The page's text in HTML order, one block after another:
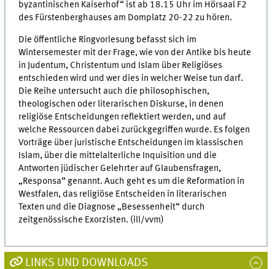
byzantinischen Kaiserhof“ ist ab 18.15 Uhr im Hörsaal F2
des Fürstenberghauses am Domplatz 20-22 zu hören.
Die öffentliche Ringvorlesung befasst sich im
Wintersemester mit der Frage, wie von der Antike bis heute
in Judentum, Christentum und Islam über Religiöses
entschieden wird und wer dies in welcher Weise tun darf.
Die Reihe untersucht auch die philosophischen,
theologischen oder literarischen Diskurse, in denen
religiöse Entscheidungen reflektiert werden, und auf
welche Ressourcen dabei zurückgegriffen wurde. Es folgen
Vorträge über juristische Entscheidungen im klassischen
Islam, über die mittelalterliche Inquisition und die
Antworten jüdischer Gelehrter auf Glaubensfragen,
„Responsa“ genannt. Auch geht es um die Reformation in
Westfalen, das religiöse Entscheiden in literarischen
Texten und die Diagnose „Besessenheit“ durch
zeitgenössische Exorzisten. (ill/vvm)
LINKS UND DOWNLOADS